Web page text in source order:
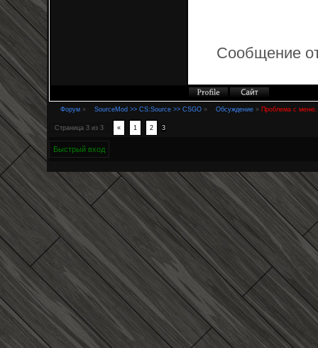
Сообщение
Форум » SourceMod >> CS:Source >> CSGO » Обсуждение » Проблема с меню.
Страница 3 из 3 « 1 2 3